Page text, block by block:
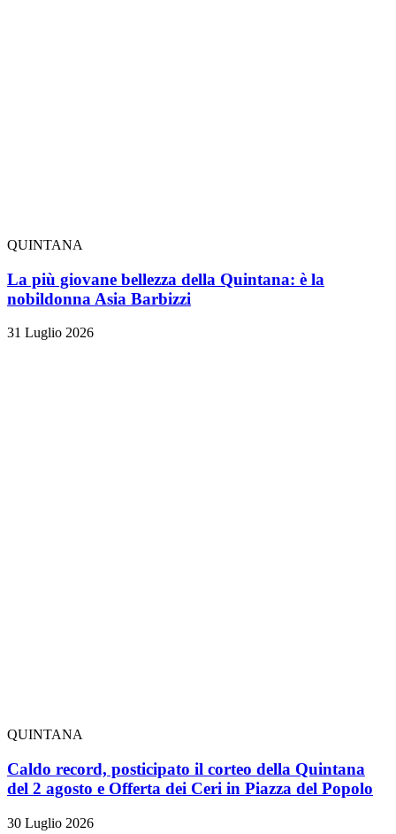
QUINTANA
La più giovane bellezza della Quintana: è la
nobildonna Asia Barbizzi
31 Luglio 2026
QUINTANA
Caldo record, posticipato il corteo della Quintana
del 2 agosto e Offerta dei Ceri in Piazza del Popolo
30 Luglio 2026